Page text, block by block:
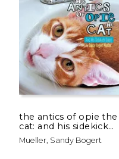
the antics of opie the
cat: and his sidekick
daisy (en Inglés)
Mueller, Sandy Bogert